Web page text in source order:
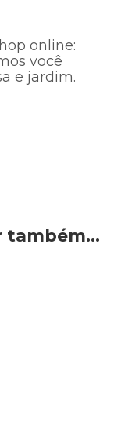
online:
você
e jardim.
também…